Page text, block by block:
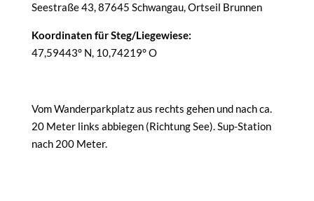
Seestraße 43, 87645 Schwangau, Ortseil Brunnen
Koordinaten für Steg/Liegewiese:
47,59443° N, 10,74219° O
Vom Wanderparkplatz aus rechts gehen und nach ca.
20 Meter links abbiegen (Richtung See). Sup-Station
nach 200 Meter.